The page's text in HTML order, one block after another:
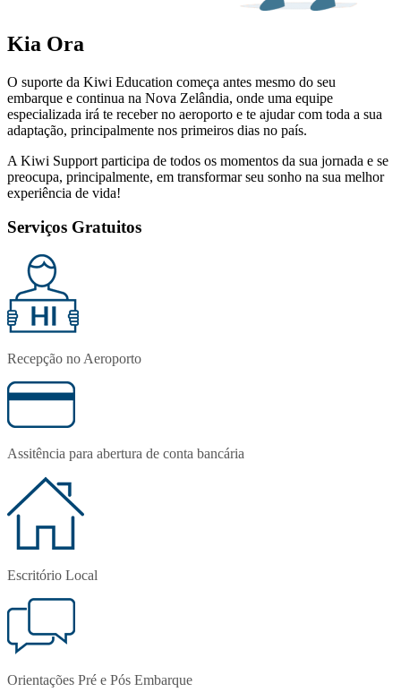
Kia Ora
O suporte da Kiwi Education começa antes mesmo do seu
embarque e continua na Nova Zelândia, onde uma equipe
especializada irá te receber no aeroporto e te ajudar com toda a sua
adaptação, principalmente nos primeiros dias no país.
A Kiwi Support participa de todos os momentos da sua jornada e se
preocupa, principalmente, em transformar seu sonho na sua melhor
experiência de vida!
Serviços Gratuitos
Recepção no Aeroporto
Assitência para abertura de conta bancária
Escritório Local
Orientações Pré e Pós Embarque